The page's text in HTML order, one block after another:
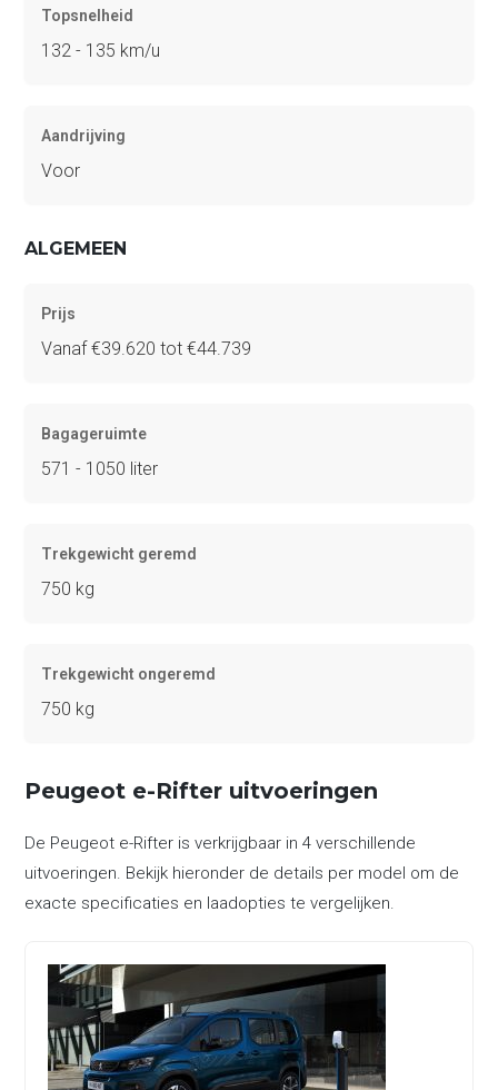
Topsnelheid
132 - 135 km/u
Aandrijving
Voor
ALGEMEEN
Prijs
Vanaf €39.620 tot €44.739
Bagageruimte
571 - 1050 liter
Trekgewicht geremd
750 kg
Trekgewicht ongeremd
750 kg
Peugeot e-Rifter uitvoeringen
De Peugeot e-Rifter is verkrijgbaar in 4 verschillende
uitvoeringen. Bekijk hieronder de details per model om de
exacte specificaties en laadopties te vergelijken.